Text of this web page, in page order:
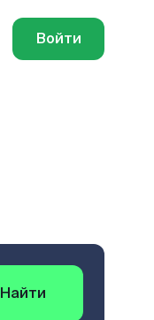
Войти
Найти